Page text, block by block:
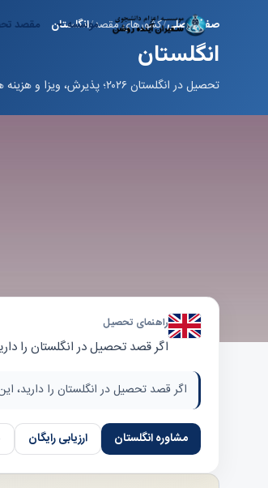
موسسه مقصد صفحه اصلی کشورهای مقصد انگلستان
انگلستان
تحصیل در انگلستان ۲۰۲۶؛ پذیرش، ویزا و هزینه ها برای ایرانی ها
راهنمای تحصیل
اگر قصد تحصیل در انگلستان را
اگر قصد تحصیل در انگلستان را دارید،
مشاوره انگلستان ارزیابی رایگان